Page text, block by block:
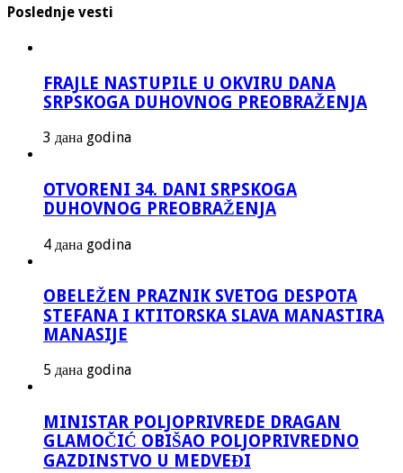
Poslednje vesti
FRAJLE NASTUPILE U OKVIRU DANA
SRPSKOGA DUHOVNOG PREOBRAŽENJA
3 дана godina
OTVORENI 34. DANI SRPSKOGA
DUHOVNOG PREOBRAŽENJA
4 дана godina
OBELEŽEN PRAZNIK SVETOG DESPOTA
STEFANA I KTITORSKA SLAVA MANASTIRA
MANASIJE
5 дана godina
MINISTAR POLJOPRIVREDE DRAGAN
GLAMOČIĆ OBIŠAO POLJOPRIVREDNO
GAZDINSTVO U MEDVEĐI